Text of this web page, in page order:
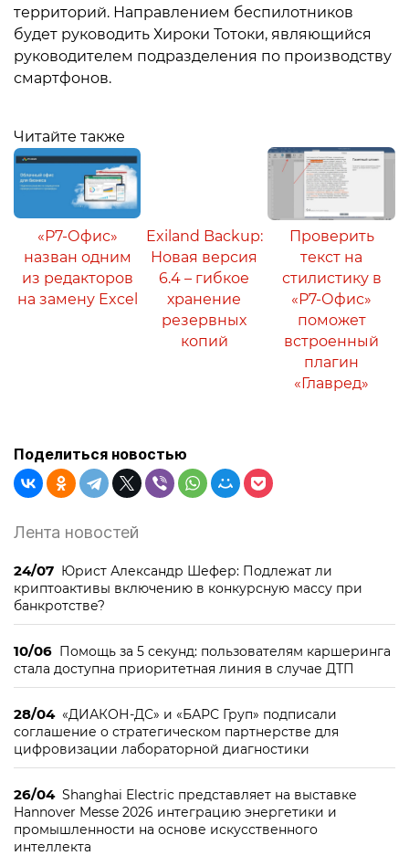
территорий. Направлением беспилотников
будет руководить Хироки Тотоки, являющийся
руководителем подразделения по производству
смартфонов.
Читайте также
«Р7-Офис»
назван одним
из редакторов
на замену Excel
Exiland Backup:
Новая версия
6.4 – гибкое
хранение
резервных
копий
Проверить
текст на
стилистику в
«Р7-Офис»
поможет
встроенный
плагин
«Главред»
Поделиться новостью
Лента новостей
24/07 Юрист Александр Шефер: Подлежат ли
криптоактивы включению в конкурсную массу при
банкротстве?
10/06 Помощь за 5 секунд: пользователям каршеринга
стала доступна приоритетная линия в случае ДТП
28/04 «ДИАКОН-ДС» и «БАРС Груп» подписали
соглашение о стратегическом партнерстве для
цифровизации лабораторной диагностики
26/04 Shanghai Electric представляет на выставке
Hannover Messe 2026 интеграцию энергетики и
промышленности на основе искусственного
интеллекта